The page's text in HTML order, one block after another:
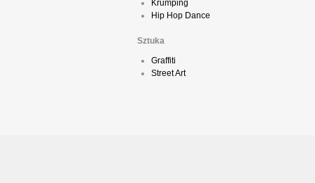
Krumping
Hip Hop Dance
Sztuka
Graffiti
Street Art